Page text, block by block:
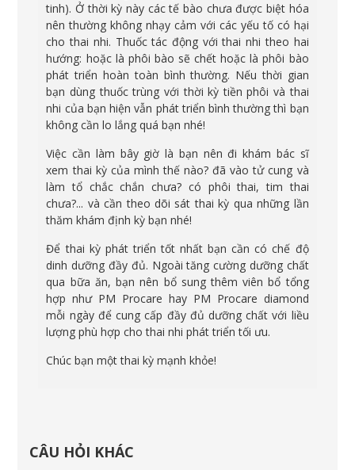
tinh). Ở thời kỳ này các tế bào chưa được biệt hóa
nên thường không nhạy cảm với các yếu tố có hại
cho thai nhi. Thuốc tác động với thai nhi theo hai
hướng: hoặc là phôi bào sẽ chết hoặc là phôi bào
phát triển hoàn toàn bình thường. Nếu thời gian
bạn dùng thuốc trùng với thời kỳ tiền phôi và thai
nhi của bạn hiện vẫn phát triển bình thường thì bạn
không cần lo lắng quá bạn nhé!
Việc cần làm bây giờ là bạn nên đi khám bác sĩ
xem thai kỳ của mình thế nào? đã vào tử cung và
làm tổ chắc chắn chưa? có phôi thai, tim thai
chưa?... và cần theo dõi sát thai kỳ qua những lần
thăm khám định kỳ bạn nhé!
Để thai kỳ phát triển tốt nhất bạn cần có chế độ
dinh dưỡng đầy đủ. Ngoài tăng cường dưỡng chất
qua bữa ăn, bạn nên bổ sung thêm viên bổ tổng
hợp như PM Procare hay PM Procare diamond
mỗi ngày để cung cấp đầy đủ dưỡng chất với liều
lượng phù hợp cho thai nhi phát triển tối ưu.
Chúc bạn một thai kỳ mạnh khỏe!
CÂU HỎI KHÁC